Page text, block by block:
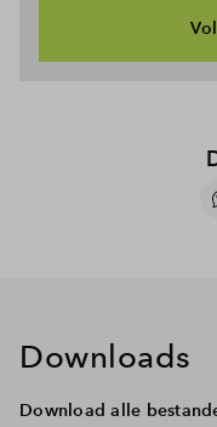
Downloads
Download alle